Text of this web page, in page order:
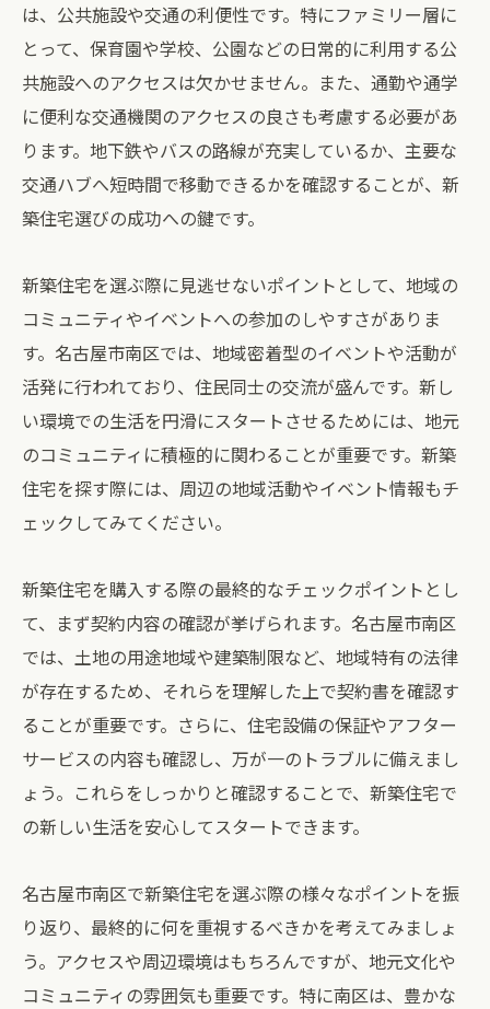
は、公共施設や交通の利便性です。特にファミリー層に
とって、保育園や学校、公園などの日常的に利用する公
共施設へのアクセスは欠かせません。また、通勤や通学
に便利な交通機関のアクセスの良さも考慮する必要があ
ります。地下鉄やバスの路線が充実しているか、主要な
交通ハブへ短時間で移動できるかを確認することが、新
築住宅選びの成功への鍵です。
新築住宅を選ぶ際に見逃せないポイントとして、地域の
コミュニティやイベントへの参加のしやすさがありま
す。名古屋市南区では、地域密着型のイベントや活動が
活発に行われており、住民同士の交流が盛んです。新し
い環境での生活を円滑にスタートさせるためには、地元
のコミュニティに積極的に関わることが重要です。新築
住宅を探す際には、周辺の地域活動やイベント情報もチ
ェックしてみてください。
新築住宅を購入する際の最終的なチェックポイントとし
て、まず契約内容の確認が挙げられます。名古屋市南区
では、土地の用途地域や建築制限など、地域特有の法律
が存在するため、それらを理解した上で契約書を確認す
ることが重要です。さらに、住宅設備の保証やアフター
サービスの内容も確認し、万が一のトラブルに備えまし
ょう。これらをしっかりと確認することで、新築住宅で
の新しい生活を安心してスタートできます。
名古屋市南区で新築住宅を選ぶ際の様々なポイントを振
り返り、最終的に何を重視するべきかを考えてみましょ
う。アクセスや周辺環境はもちろんですが、地元文化や
コミュニティの雰囲気も重要です。特に南区は、豊かな